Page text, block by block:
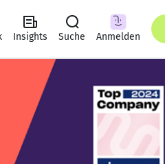
Insights Suche Anmelden